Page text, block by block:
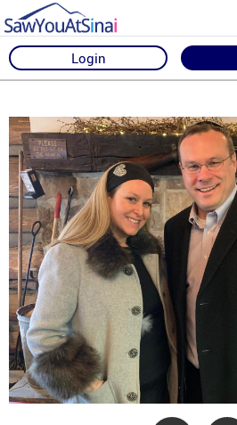
Login